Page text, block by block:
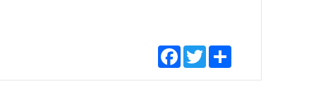
Facebook
Twitter